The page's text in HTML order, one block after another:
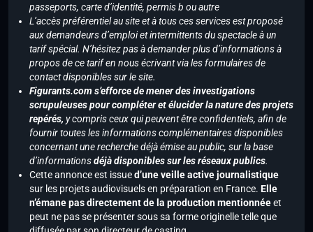
passeports, carte d’identité, permis b ou autre
L’accès préférentiel au site et à tous ces services est proposé
aux demandeurs d’emploi et intermittents du spectacle à un
tarif spécial. N’hésitez pas à demander plus d’informations à
propos de ce tarif en nous écrivant via les formulaires de
contact disponibles sur le site.
Figurants.com s’efforce de mener des investigations
scrupuleuses pour compléter et élucider la nature des projets
repérés, y compris ceux qui peuvent être confidentiels, afin de
fournir toutes les informations complémentaires disponibles
concernant une recherche déjà émise au public, sur la base
d’informationsdéjà disponibles sur les réseaux publics.
Cette annonce est issued’une veille active journalistique
sur les projets audiovisuels en préparation en France. Elle
n’émane pas directement de la production mentionnéeet
peut ne pas se présenter sous sa forme originelle telle que